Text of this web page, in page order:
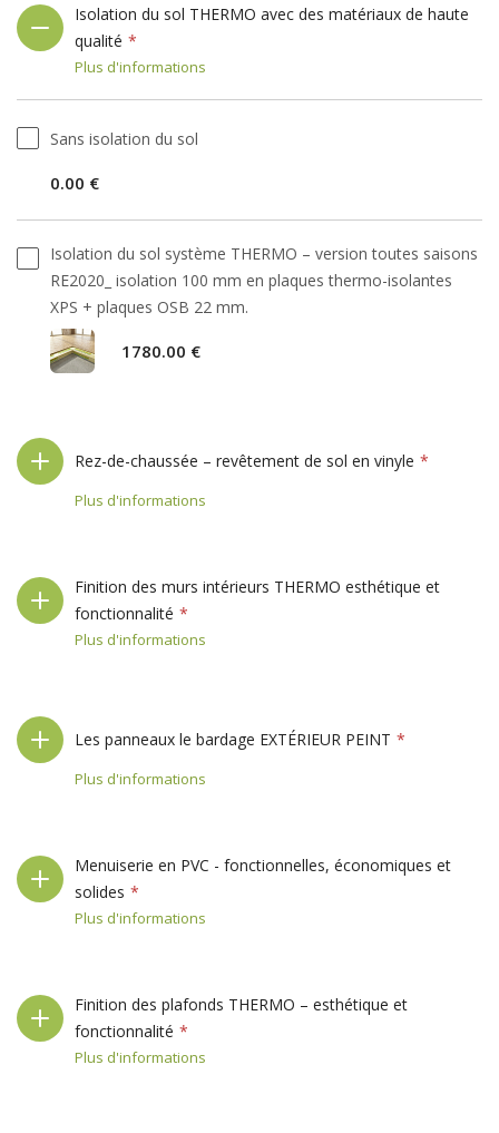
Isolation du sol THERMO avec des matériaux de haute
qualité
Plus d'informations
Sans isolation du sol
0.00 €
Isolation du sol système THERMO – version toutes saisons
RE2020_ isolation 100 mm en plaques thermo-isolantes
XPS + plaques OSB 22 mm.
1780.00 €
Rez-de-chaussée – revêtement de sol en vinyle
Plus d'informations
Finition des murs intérieurs THERMO esthétique et
fonctionnalité
Plus d'informations
Les panneaux le bardage EXTÉRIEUR PEINT
Plus d'informations
Menuiserie en PVC - fonctionnelles, économiques et
solides
Plus d'informations
Finition des plafonds THERMO – esthétique et
fonctionnalité
Plus d'informations